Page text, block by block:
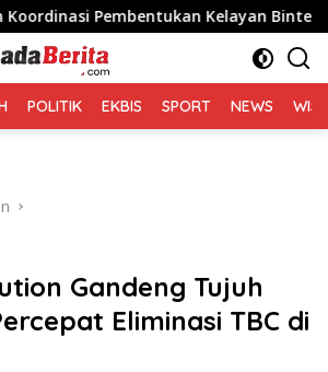
Kelayan Binter
POLITIK EKBIS SPORT NEWS
Gandeng Tujuh
Eliminasi TBC di